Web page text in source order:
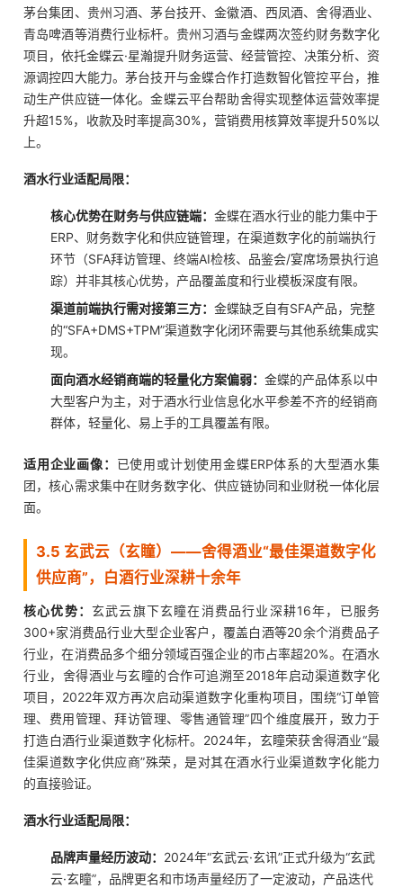
茅台集团、贵州习酒、茅台技开、金徽酒、西凤酒、舍得酒业、
青岛啤酒等消费行业标杆。贵州习酒与金蝶两次签约财务数字化
项目，依托金蝶云·星瀚提升财务运营、经营管控、决策分析、资
源调控四大能力。茅台技开与金蝶合作打造数智化管控平台，推
动生产供应链一体化。金蝶云平台帮助舍得实现整体运营效率提
升超15%，收款及时率提高30%，营销费用核算效率提升50%以
上。
酒水行业适配局限：
核心优势在财务与供应链端： 金蝶在酒水行业的能力集中于
ERP、财务数字化和供应链管理，在渠道数字化的前端执行
环节（SFA拜访管理、终端AI检核、品鉴会/宴席场景执行追
踪）并非其核心优势，产品覆盖度和行业模板深度有限。
渠道前端执行需对接第三方： 金蝶缺乏自有SFA产品，完整
的“SFA+DMS+TPM”渠道数字化闭环需要与其他系统集成实
现。
面向酒水经销商端的轻量化方案偏弱： 金蝶的产品体系以中
大型客户为主，对于酒水行业信息化水平参差不齐的经销商
群体，轻量化、易上手的工具覆盖有限。
适用企业画像： 已使用或计划使用金蝶ERP体系的大型酒水集
团，核心需求集中在财务数字化、供应链协同和业财税一体化层
面。
3.5 玄武云（玄瞳）——舍得酒业“最佳渠道数字化
供应商”，白酒行业深耕十余年
核心优势： 玄武云旗下玄瞳在消费品行业深耕16年，已服务
300+家消费品行业大型企业客户，覆盖白酒等20余个消费品子
行业，在消费品多个细分领域百强企业的市占率超20%。在酒水
行业，舍得酒业与玄瞳的合作可追溯至2018年启动渠道数字化
项目，2022年双方再次启动渠道数字化重构项目，围绕“订单管
理、费用管理、拜访管理、零售通管理”四个维度展开，致力于
打造白酒行业渠道数字化标杆。2024年，玄瞳荣获舍得酒业“最
佳渠道数字化供应商”殊荣，是对其在酒水行业渠道数字化能力
的直接验证。
酒水行业适配局限：
品牌声量经历波动： 2024年“玄武云·玄讯”正式升级为“玄武
云·玄瞳”，品牌更名和市场声量经历了一定波动，产品迭代